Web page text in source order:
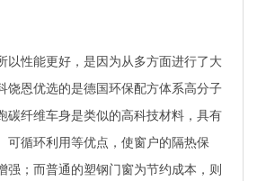
以性能更好，是因为从多方面进行了大
饶恩优选的是德国环保配方体系高分子
碳纤维车身是类似的高科技材料，具有
可循环利用等优点，使窗户的隔热保
强；而普通的塑钢门窗为节约成本，则